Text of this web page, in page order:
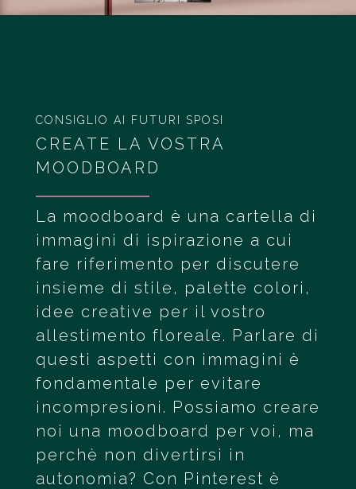
CONSIGLIO AI FUTURI SPOSI
CREATE LA VOSTRA
MOODBOARD
La moodboard è una cartella di
immagini di ispirazione a cui
fare riferimento per discutere
insieme di stile, palette colori,
idee creative per il vostro
allestimento floreale. Parlare di
questi aspetti con immagini è
fondamentale per evitare
incompresioni. Possiamo creare
noi una moodboard per voi, ma
perchè non divertirsi in
autonomia? Con Pinterest è